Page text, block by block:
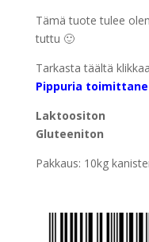
Tämä tuote tulee
tuttu 🙂
Tarkasta täältä
Pippuria
Laktoositon
Gluteeniton
Pakkaus: 10kg